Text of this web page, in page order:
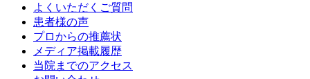
よくいただくご質問
患者様の声
プロからの推薦状
メディア掲載履歴
当院までのアクセス